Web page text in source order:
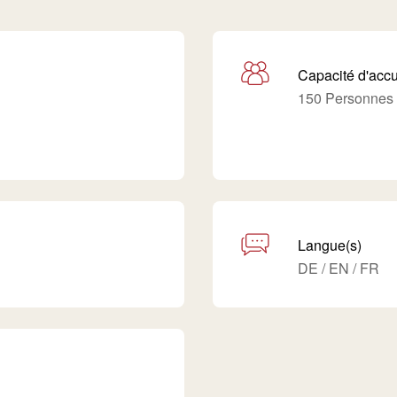
Capacité
150 Personnes
Langue(s)
DE / EN / FR